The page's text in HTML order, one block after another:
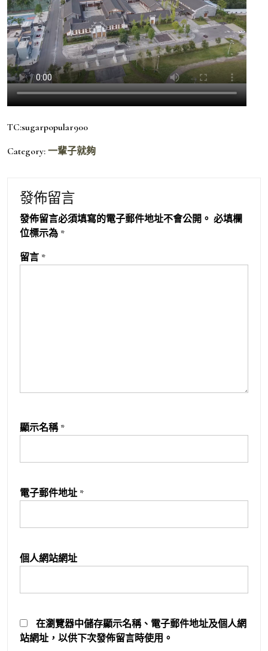
TC:sugarpopular900
Category: 一輩子就夠
發佈留言
發佈留言必須填寫的電子郵件地址不會公開。 必填欄
位標示為 *
留言 *
顯示名稱 *
電子郵件地址 *
個人網站網址
在瀏覽器中儲存顯示名稱、電子郵件地址及個人網
站網址，以供下次發佈留言時使用。